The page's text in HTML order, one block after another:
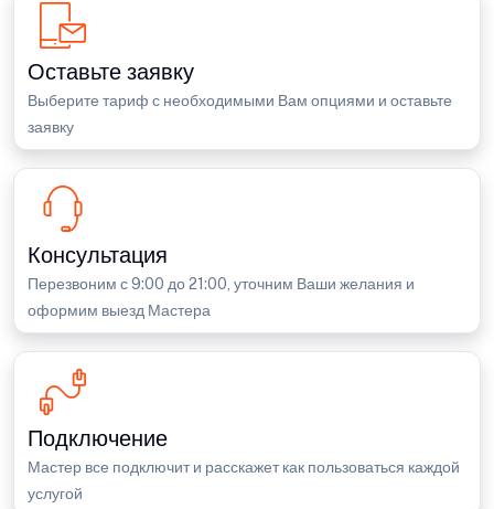
Оставьте заявку
Выберите тариф с необходимыми Вам опциями и оставьте
заявку
Консультация
Перезвоним с 9:00 до 21:00, уточним Ваши желания и
оформим выезд Мастера
Подключение
Мастер все подключит и расскажет как пользоваться каждой
услугой